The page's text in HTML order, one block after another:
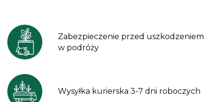
Zabezpieczenie przed uszkodzeniem
w podróży
Wysyłka kurierska 3-7 dni roboczych